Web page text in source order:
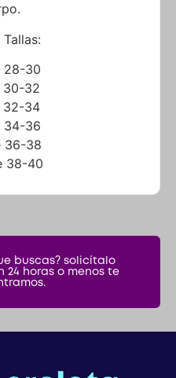
28-30
30-32
32-34
34-36
36-38
38-40
buscas? solicítalo
horas o menos te